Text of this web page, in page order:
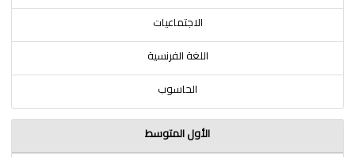
الاجتماعيات
اللغة الفرنسية
الحاسوب
الأول المتوسط